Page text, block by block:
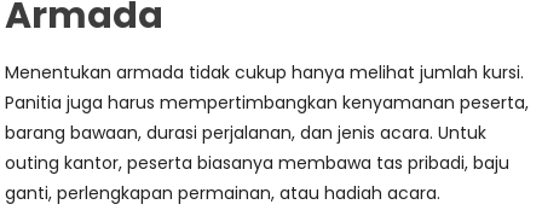
Armada
Menentukan armada tidak cukup hanya melihat jumlah kursi.
Panitia juga harus mempertimbangkan kenyamanan peserta,
barang bawaan, durasi perjalanan, dan jenis acara. Untuk
outing kantor, peserta biasanya membawa tas pribadi, baju
ganti, perlengkapan permainan, atau hadiah acara.